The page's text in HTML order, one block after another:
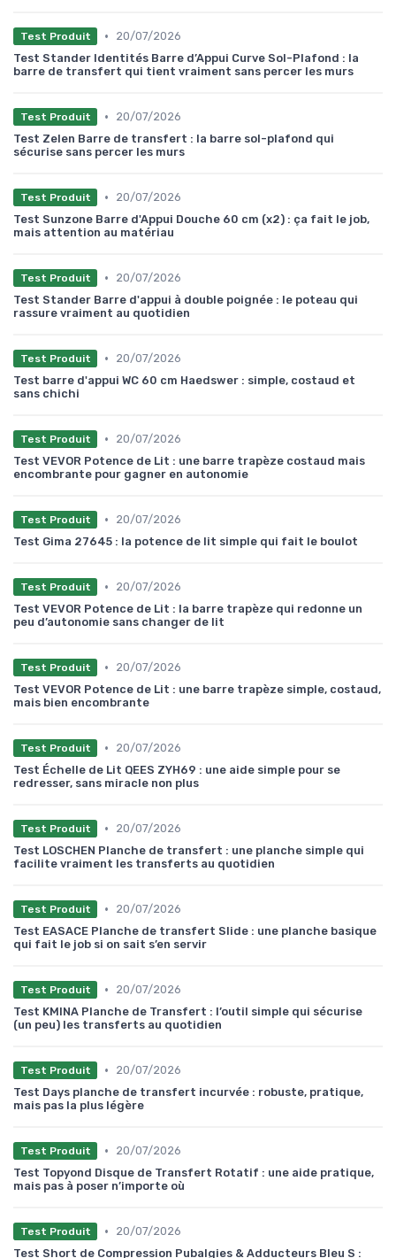
Test Produit •
20/07/2026
Test Stander Identités Barre d’Appui Curve Sol-Plafond : la
barre de transfert qui tient vraiment sans percer les murs
Test Produit •
20/07/2026
Test Zelen Barre de transfert : la barre sol-plafond qui
sécurise sans percer les murs
Test Produit •
20/07/2026
Test Sunzone Barre d'Appui Douche 60 cm (x2) : ça fait le job,
mais attention au matériau
Test Produit •
20/07/2026
Test Stander Barre d'appui à double poignée : le poteau qui
rassure vraiment au quotidien
Test Produit •
20/07/2026
Test barre d'appui WC 60 cm Haedswer : simple, costaud et
sans chichi
Test Produit •
20/07/2026
Test VEVOR Potence de Lit : une barre trapèze costaud mais
encombrante pour gagner en autonomie
Test Produit •
20/07/2026
Test Gima 27645 : la potence de lit simple qui fait le boulot
Test Produit •
20/07/2026
Test VEVOR Potence de Lit : la barre trapèze qui redonne un
peu d’autonomie sans changer de lit
Test Produit •
20/07/2026
Test VEVOR Potence de Lit : une barre trapèze simple, costaud,
mais bien encombrante
Test Produit •
20/07/2026
Test Échelle de Lit QEES ZYH69 : une aide simple pour se
redresser, sans miracle non plus
Test Produit •
20/07/2026
Test LOSCHEN Planche de transfert : une planche simple qui
facilite vraiment les transferts au quotidien
Test Produit •
20/07/2026
Test EASACE Planche de transfert Slide : une planche basique
qui fait le job si on sait s’en servir
Test Produit •
20/07/2026
Test KMINA Planche de Transfert : l’outil simple qui sécurise
(un peu) les transferts au quotidien
Test Produit •
20/07/2026
Test Days planche de transfert incurvée : robuste, pratique,
mais pas la plus légère
Test Produit •
20/07/2026
Test Topyond Disque de Transfert Rotatif : une aide pratique,
mais pas à poser n’importe où
Test Produit •
20/07/2026
Test Short de Compression Pubalgies & Adducteurs Bleu S :